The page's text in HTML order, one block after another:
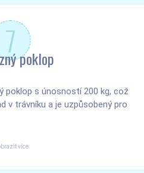
7 poklop
poklop s únosností 200 kg, což
v trávníku a je uzpůsobený pro
více